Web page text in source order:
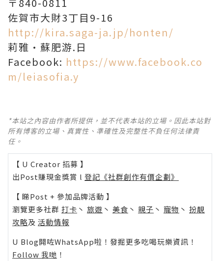
佐賀市大財3丁目9-16
http://kira.saga-ja.jp/honten/
莉雅·蘇肥游.日
Facebook: https://www.facebook.co
m/leiasofia.y
*本站之內容由作者所提供，並不代表本站的立場。因此本站對
所有博客的立場、真實性、準確性及完整性不負任何法律責
任。
【 U Creator 招募 】
出Post賺現金獎賞 l 登記《社群創作有價企劃》
【 睇Post + 參加品牌活動 】
瀏覽更多社群 打卡 丶 旅遊 丶 美食 丶 親子 丶 寵物 丶 扮靚
攻略及 活動情報
U Blog開咗WhatsApp啦！發掘更多吃喝玩樂資訊！
Follow 我哋 ！